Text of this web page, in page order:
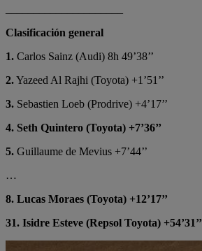
Clasificación general
1. Carlos Sainz (Audi) 8h 49’38’’
2.Yazeed Al Rajhi (Toyota) +1’51’’
3. Sebastien Loeb (Prodrive) +4’17’’
4. Seth Quintero (Toyota) +7’36’’
5. Guillaume de Mevius +7’44’’
…
8. Lucas Moraes (Toyota) +12’17’’
31. Isidre Esteve (Repsol Toyota) +54’31’’